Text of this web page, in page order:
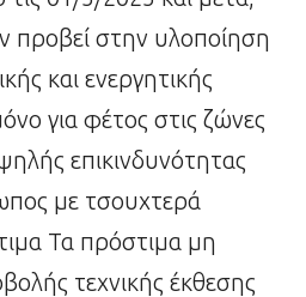
προβεί στην υλοποίηση
και ενεργητικής
για φέτος στις ζώνες
επικινδυνότητας
με τσουχτερά
Τα πρόστιμα μη
τεχνικής έκθεσης